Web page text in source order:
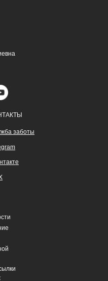
заботы